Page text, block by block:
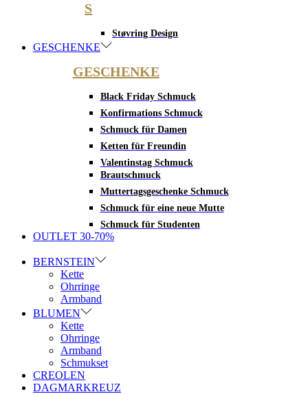
S
Støvring Design
GESCHENKE
GESCHENKE
Black Friday Schmuck
Konfirmations Schmuck
Schmuck für Damen
Ketten für Freundin
Valentinstag Schmuck
Brautschmuck
Muttertagsgeschenke Schmuck
Schmuck für eine neue Mutte
Schmuck für Studenten
OUTLET 30-70%
BERNSTEIN
Kette
Ohrringe
Armband
BLUMEN
Kette
Ohrringe
Armband
Schmukset
CREOLEN
DAGMARKREUZ